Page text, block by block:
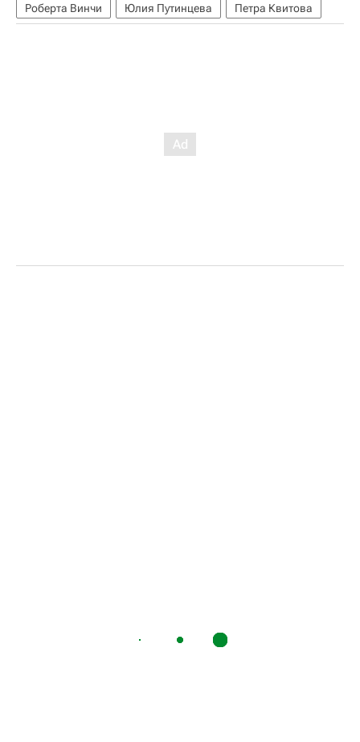
Роберта Винчи Юлия Путинцева Петра Квитова